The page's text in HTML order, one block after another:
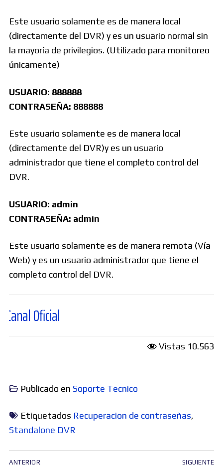
Este usuario solamente es de manera local
(directamente del DVR) y es un usuario normal sin
la mayoría de privilegios. (Utilizado para monitoreo
únicamente)
USUARIO: 888888
CONTRASEÑA: 888888
Este usuario solamente es de manera local
(directamente del DVR)y es un usuario
administrador que tiene el completo control del
DVR.
USUARIO: admin
CONTRASEÑA: admin
Este usuario solamente es de manera remota (Vía
Web) y es un usuario administrador que tiene el
completo control del DVR.
Vistas 10.563
Publicado en Soporte Tecnico
Etiquetados Recuperacion de contraseñas,
Standalone DVR
Navegación
ANTERIOR SIGUIENTE